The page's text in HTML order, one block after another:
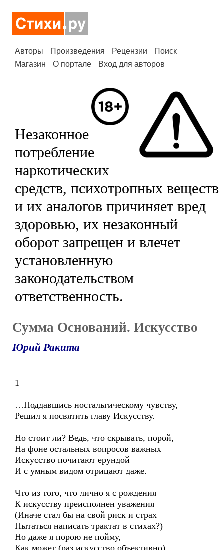
Авторы Произведения Рецензии
Поиск
Магазин
О портале Вход для авторов
Незаконное
потребление
наркотических
средств, психотропных веществ
и их аналогов причиняет вред
здоровью, их незаконный
оборот запрещен и влечет
установленную
законодательством
ответственность.
Сумма Оснований. Искусство
Юрий Ракита
1
…Поддавшись ностальгическому чувству,
Решил я посвятить главу Искусству.
Но стоит ли? Ведь, что скрывать, порой,
На фоне остальных вопросов важных
Искусство почитают ерундой
И с умным видом отрицают даже.
Что из того, что лично я с рождения
К искусству преисполнен уважения
(Иначе стал бы на свой риск и страх
Пытаться написать трактат в стихах?)
Но даже я порою не пойму,
Как может (раз искусство объективно)